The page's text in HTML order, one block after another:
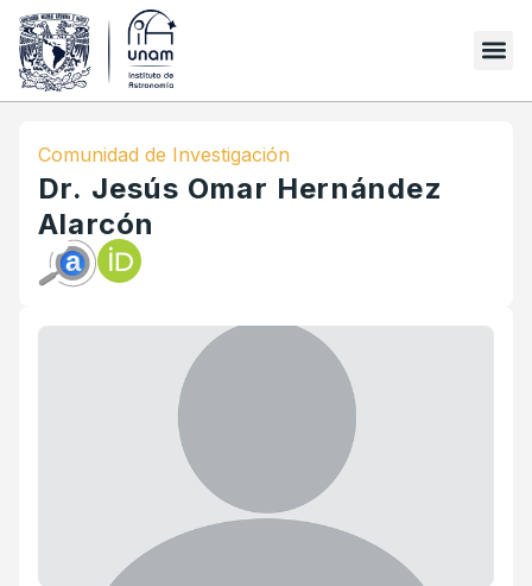
Comunidad de Investigación
Dr. Jesús Omar Hernández
Alarcón